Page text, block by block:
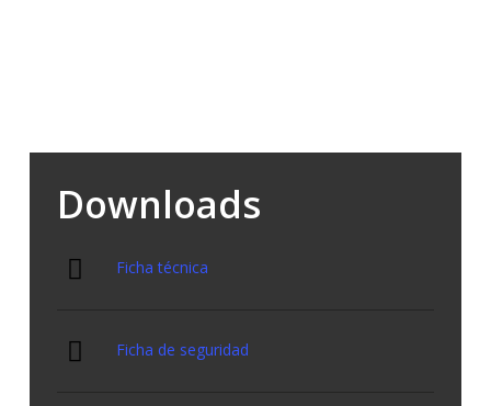
Downloads
Ficha técnica
Ficha de seguridad